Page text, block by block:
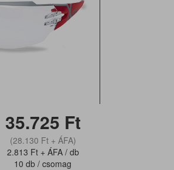
35.725 Ft
(28.130 Ft+ ÁFA)
2.813 Ft+ ÁFA / db
10 db / csomag